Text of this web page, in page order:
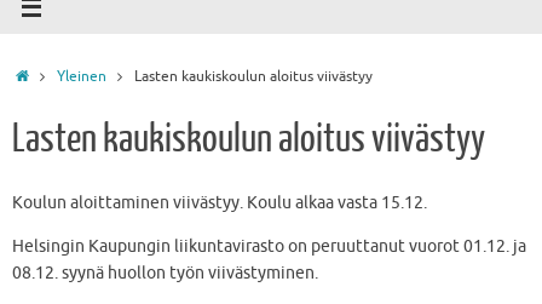
HomeYleinen Lasten kaukiskoulun aloitus viivästyy
Lasten kaukiskoulun aloitus viivästyy
Koulun aloittaminen viivästyy. Koulu alkaa vasta 15.12.
Helsingin Kaupungin liikuntavirasto on peruuttanut vuorot 01.12. ja
08.12. syynä huollon työn viivästyminen.